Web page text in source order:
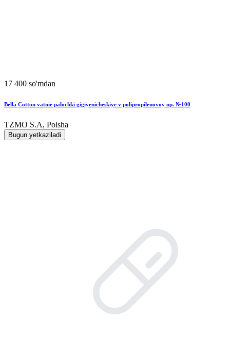
17 400 so'mdan
Bella Cotton vatnie palochki gigiyenicheskiye v polipropilenovoy up. №100
TZMO S.A, Polsha
Bugun yetkaziladi